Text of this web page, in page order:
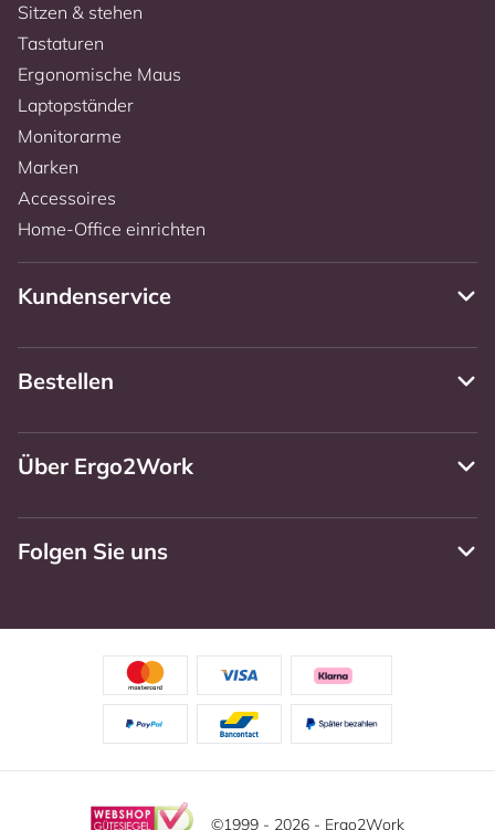
Sitzen & stehen
Tastaturen
Ergonomische Maus
Laptopständer
Monitorarme
Marken
Accessoires
Home-Office einrichten
Kundenservice
Bestellen
Über Ergo2Work
Folgen Sie uns
©1999 - 2026 - Ergo2Work